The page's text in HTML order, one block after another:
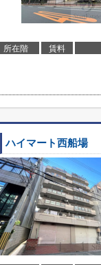
所在階 賃料
ハイマート西船場